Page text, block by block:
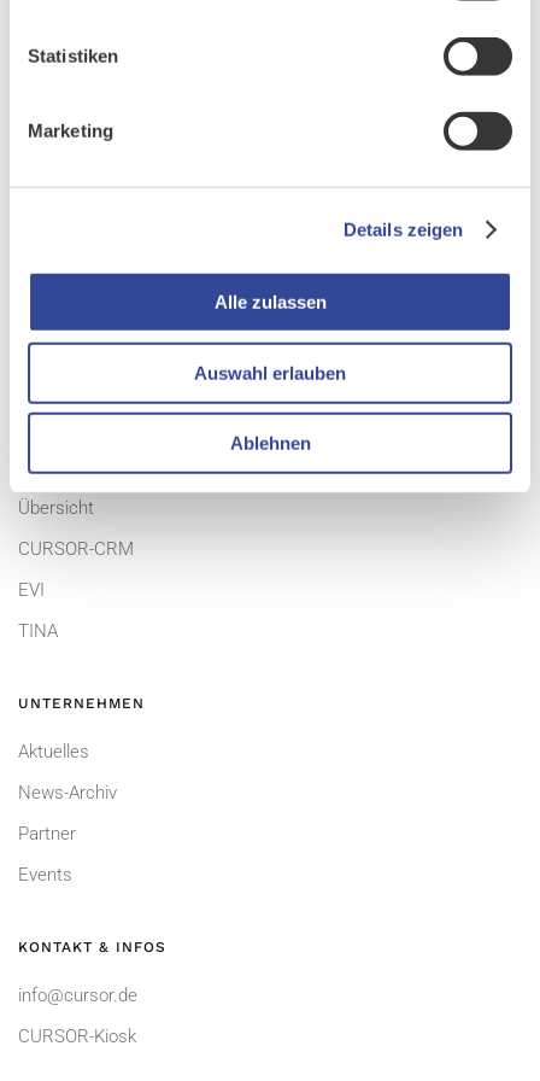
Statistiken
Marketing
Details zeigen
Alle zulassen
Auswahl erlauben
Ablehnen
Gemeinsam. Begeisternd. Erfolgreich.
Übersicht
CURSOR-CRM
EVI
TINA
UNTERNEHMEN
Aktuelles
News-Archiv
Partner
Events
KONTAKT & INFOS
info@cursor.de
CURSOR-Kiosk